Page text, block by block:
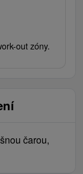
out zóny.
čarou,